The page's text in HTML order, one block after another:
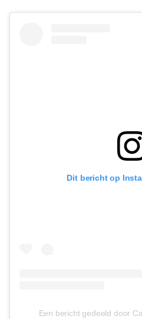
Dit bericht op
Een bericht gedeeld door